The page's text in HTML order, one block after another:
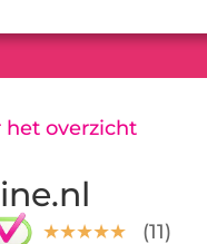
het overzicht
(11)